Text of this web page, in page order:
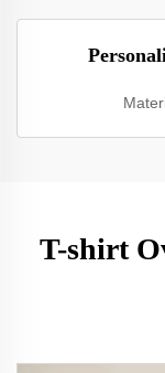
T-shirt